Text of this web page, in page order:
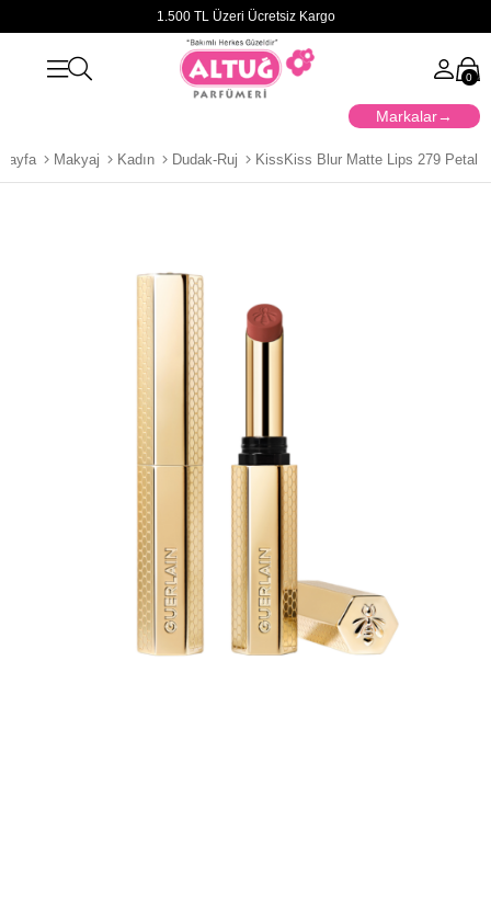
1.500 TL Üzeri Ücretsiz Kargo
0
Markalar
Makyaj Kadın Dudak-Ruj KissKiss Blur Matte Lips 279 Petal